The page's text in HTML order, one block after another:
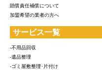
賠償責任補償について
加盟希望の業者の方へ
サービス一覧
-不用品回収
-遺品整理
-ゴミ屋敷整理･片付け